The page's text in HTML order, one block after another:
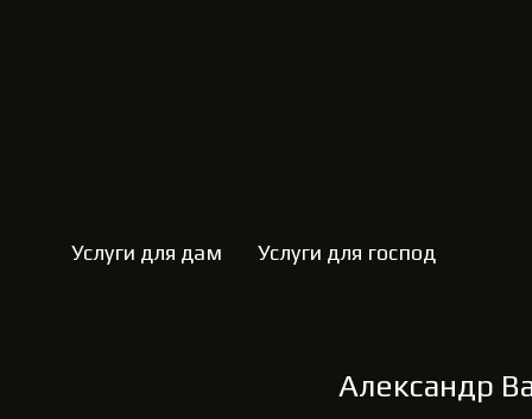
Услуги для дам Услуги для господ
Александр